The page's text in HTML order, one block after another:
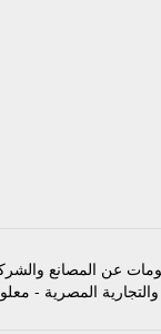
عن المصانع
والتجارية المصرية -